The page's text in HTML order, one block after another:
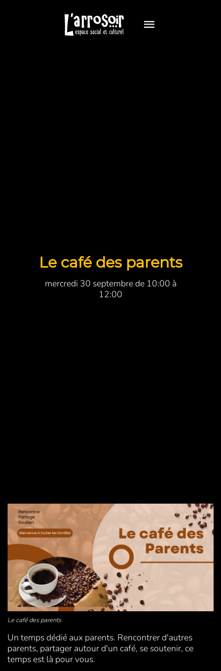
Le café des parents
mercredi 30 septembre de 10:00 à
12:00
Le café des parents
Un temps dédié aux parents. Rencontrer d'autres
parents, partager autour d'un café, se soutenir, ce
temps est là pour vous.